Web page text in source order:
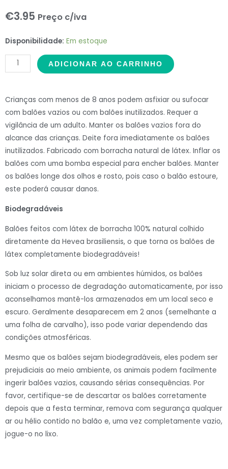
€3.95 Preço c/iva
Disponibilidade: Em estoque
ME
Balloons
260Q
Verde#08
quantidade
ADICIONAR AO CARRINHO
Crianças com menos de 8 anos podem asfixiar ou sufocar
com balões vazios ou com balões inutilizados. Requer a
vigilância de um adulto. Manter os balões vazios fora do
alcance das crianças. Deite fora imediatamente os balões
inutilizados. Fabricado com borracha natural de látex. Inflar os
balões com uma bomba especial para encher balões. Manter
os balões longe dos olhos e rosto, pois caso o balão estoure,
este poderá causar danos.
Biodegradáveis
Balões feitos com látex de borracha 100% natural colhido
diretamente da Hevea brasiliensis, o que torna os balões de
látex completamente biodegradáveis!
Sob luz solar direta ou em ambientes húmidos, os balões
iniciam o processo de degradação automaticamente, por isso
aconselhamos mantê-los armazenados em um local seco e
escuro. Geralmente desaparecem em 2 anos (semelhante a
uma folha de carvalho), isso pode variar dependendo das
condições atmosféricas.
Mesmo que os balões sejam biodegradáveis, eles podem ser
prejudiciais ao meio ambiente, os animais podem facilmente
ingerir balões vazios, causando sérias consequências. Por
favor, certifique-se de descartar os balões corretamente
depois que a festa terminar, remova com segurança qualquer
ar ou hélio contido no balão e, uma vez completamente vazio,
jogue-o no lixo.